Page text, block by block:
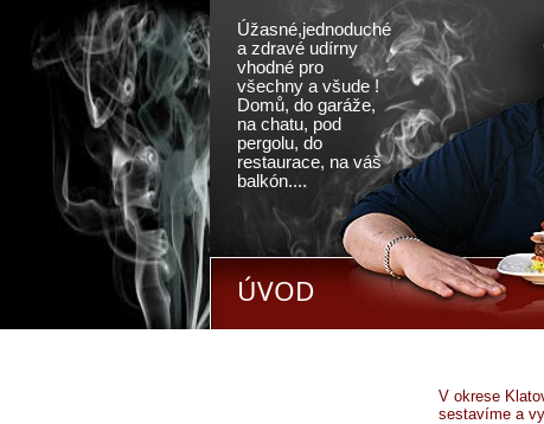
Úžasné,jednoduché
a zdravé udírny
vhodné pro
všechny a všude !
Domů, do garáže,
na chatu, pod
pergolu, do
restaurace, na váš
balkón....
ÚVOD
V okrese
sestavíme a